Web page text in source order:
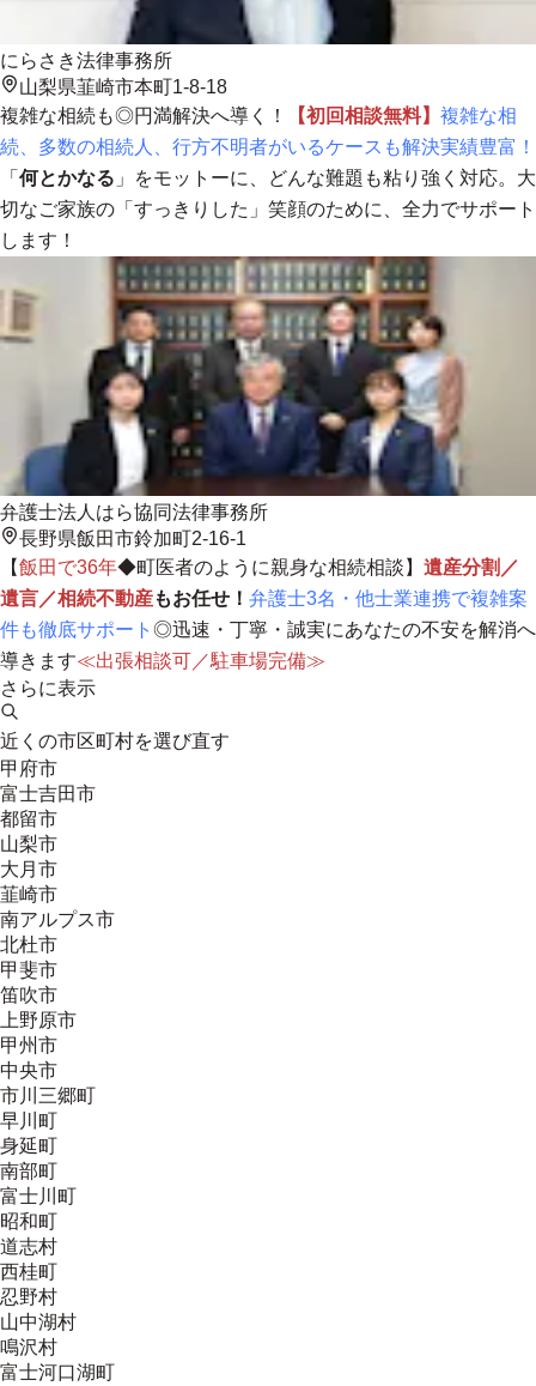
にらさき法律事務所
山梨県韮崎市本町1-8-18
複雑な相続も◎円満解決へ導く！
【初回相談無料】 複雑な相
続、多数の相続人、行方不明者がいるケースも解決実績豊富！
「 何とかなる 」をモットーに、どんな難題も粘り強く対応。大
切なご家族の「すっきりした」笑顔のために、 全力でサポート
します！
弁護士法人はら協同法律事務所
長野県飯田市鈴加町2-16-1
【飯田で36年◆町医者のように親身な相続相談】 遺産分割／
遺言／相続不動産もお任せ！ 弁護士3名・他士業連携で複雑案
件も徹底サポート ◎迅速・丁寧・誠実にあなたの不安を解消へ
導きます≪出張相談可／駐車場完備≫
さらに表示
近くの市区町村を選び直す
甲府市
富士吉田市
都留市
山梨市
大月市
韮崎市
南アルプス市
北杜市
甲斐市
笛吹市
上野原市
甲州市
中央市
市川三郷町
早川町
身延町
南部町
富士川町
昭和町
道志村
西桂町
忍野村
山中湖村
鳴沢村
富士河口湖町